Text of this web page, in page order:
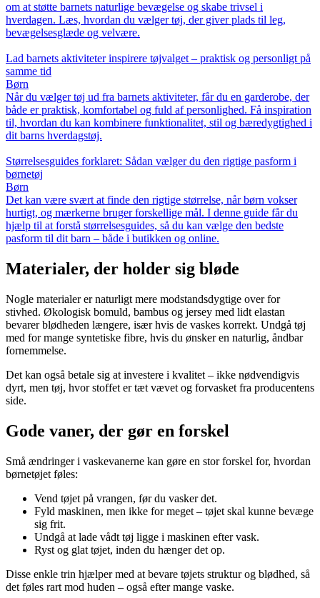
om at støtte barnets naturlige bevægelse og skabe trivsel i
hverdagen. Læs, hvordan du vælger tøj, der giver plads til leg,
bevægelsesglæde og velvære.
Lad barnets aktiviteter inspirere tøjvalget – praktisk og personligt på
samme tid
Børn
Når du vælger tøj ud fra barnets aktiviteter, får du en garderobe, der
både er praktisk, komfortabel og fuld af personlighed. Få inspiration
til, hvordan du kan kombinere funktionalitet, stil og bæredygtighed i
dit barns hverdagstøj.
Størrelsesguides forklaret: Sådan vælger du den rigtige pasform i
børnetøj
Børn
Det kan være svært at finde den rigtige størrelse, når børn vokser
hurtigt, og mærkerne bruger forskellige mål. I denne guide får du
hjælp til at forstå størrelsesguides, så du kan vælge den bedste
pasform til dit barn – både i butikken og online.
Materialer, der holder sig bløde
Nogle materialer er naturligt mere modstandsdygtige over for
stivhed. Økologisk bomuld, bambus og jersey med lidt elastan
bevarer blødheden længere, især hvis de vaskes korrekt. Undgå tøj
med for mange syntetiske fibre, hvis du ønsker en naturlig, åndbar
fornemmelse.
Det kan også betale sig at investere i kvalitet – ikke nødvendigvis
dyrt, men tøj, hvor stoffet er tæt vævet og forvasket fra producentens
side.
Gode vaner, der gør en forskel
Små ændringer i vaskevanerne kan gøre en stor forskel for, hvordan
børnetøjet føles:
Vend tøjet på vrangen, før du vasker det.
Fyld maskinen, men ikke for meget – tøjet skal kunne bevæge
sig frit.
Undgå at lade vådt tøj ligge i maskinen efter vask.
Ryst og glat tøjet, inden du hænger det op.
Disse enkle trin hjælper med at bevare tøjets struktur og blødhed, så
det føles rart mod huden – også efter mange vaske.